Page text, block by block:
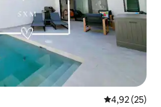
Średnia
4,92 (25)